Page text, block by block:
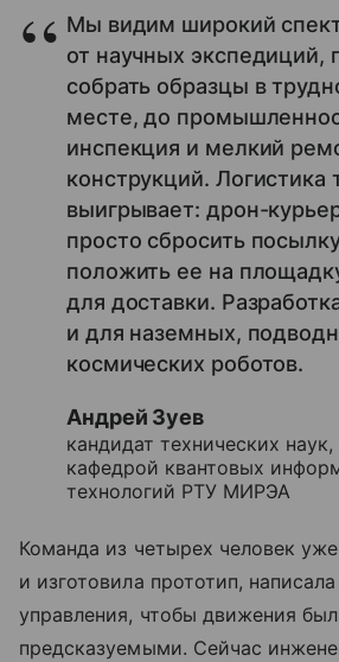
Мы видим широкий
от научных экспедиций,
собрать образцы в
месте, до
инспекция и мелкий
конструкций. Логистика
выигрывает: дрон-
просто сбросить
положить ее на
для доставки.
и для наземных,
космических роботов.
Андрей Зуев
кандидат технических
кафедрой квантовых
технологий РТУ МИРЭА
Команда из четырех человек
и изготовила прототип,
управления, чтобы движения
предсказуемыми. Сейчас